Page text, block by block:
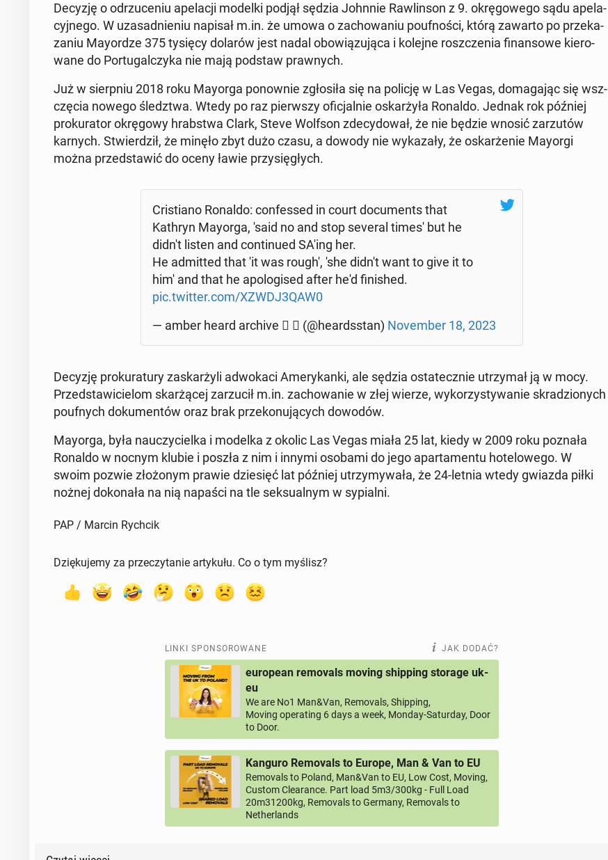
Decyzję o od­rzu­ce­niu ape­la­cji modelki podjął sędzia Johnnie Raw­lin­son z 9. okrę­go­we­go sądu ape­la­
cyj­ne­go. W uza­sad­nie­niu napisał m.in. że umowa o za­cho­wa­niu po­uf­no­ści, którą zawarto po prze­ka­
za­niu May­or­dze 375 tysięcy dolarów jest nadal obo­wią­zu­ją­ca i kolejne rosz­cze­nia fi­nan­so­we kie­ro­
wa­ne do Por­tu­gal­czy­ka nie mają podstaw praw­nych.
Już w sierp­niu 2018 roku Mayorga po­now­nie zgło­si­ła się na policję w Las Vegas, do­ma­ga­jąc się wsz­
czę­cia nowego śledz­twa. Wtedy po raz pierw­szy ofi­cjal­nie oskar­ży­ła Ronaldo. Jednak rok później
pro­ku­ra­tor okrę­go­wy hrab­stwa Clark, Steve Wolfson zde­cy­do­wał, że nie będzie wnosić za­rzu­tów
karnych. Stwier­dził, że minęło zbyt dużo czasu, a dowody nie wy­ka­za­ły, że oskar­że­nie Mayorgi
można przed­sta­wić do oceny ławie przy­się­głych.
Cri­stia­no Ronaldo: con­fes­sed in court do­cu­ments that
Kathryn Mayorga, 'said no and stop several times' but he
didn't listen and con­ti­nu­ed SA'ing her.
He ad­mit­ted that 'it was rough', 'she didn't want to give it to
him' and that he apo­lo­gi­sed after he'd fi­ni­shed.
pic.twitter.com/XZWDJ3QAW0
— amber heard archive  ✡︎ (@he­ards­stan) No­vem­ber 18, 2023
Decyzję pro­ku­ra­tu­ry za­skar­ży­li ad­wo­ka­ci Ame­ry­kan­ki, ale sędzia osta­tecz­nie utrzy­mał ją w mocy.
Przed­sta­wi­cie­lom skar­żą­cej za­rzu­cił m.in. za­cho­wa­nie w złej wierze, wy­ko­rzy­sty­wa­nie skra­dzio­nych
po­uf­nych do­ku­men­tów oraz brak prze­ko­nu­ją­cych dowodów.
Mayorga, była na­uczy­ciel­ka i modelka z okolic Las Vegas miała 25 lat, kiedy w 2009 roku poznała
Ronaldo w nocnym klubie i poszła z nim i innymi osobami do jego apar­ta­men­tu ho­te­lo­we­go. W
swoim pozwie zło­żo­nym prawie dzie­sięć lat później utrzy­my­wa­ła, że 24-letnia wtedy gwiazda piłki
nożnej do­ko­na­ła na nią napaści na tle sek­su­al­nym w sy­pial­ni.
PAP / Marcin Rychcik
Dziękujemy za przeczytanie artykułu. Co o tym myślisz?
LINKI SPONSOROWANE JAK DODAĆ?
european removals moving shipping storage uk-
eu
We are No1 Man&Van, Removals, Shipping,
Moving operating 6 days a week, Monday-Saturday, Door
to Door.
Kanguro Removals to Europe, Man & Van to EU
Removals to Poland, Man&Van to EU, Low Cost, Moving,
Custom Clearance. Part load 5m3/300kg - Full Load
20m31200kg, Removals to Germany, Removals to
Netherlands